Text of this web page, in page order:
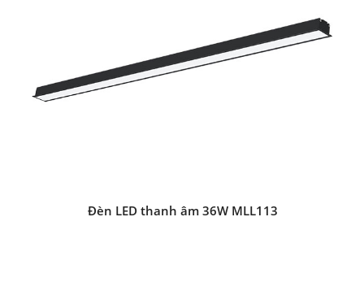
Đèn LED thanh âm 36W MLL113